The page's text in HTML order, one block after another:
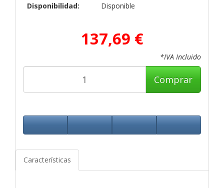
Disponibilidad:
Disponible
137,69 €
*IVA Incluido
Comprar
Características